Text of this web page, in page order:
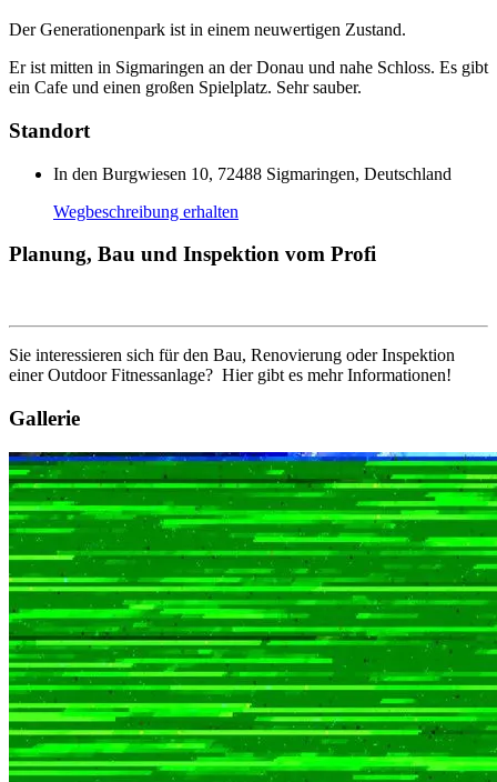
Der Generationenpark ist in einem neuwertigen Zustand.
Er ist mitten in Sigmaringen an der Donau und nahe Schloss. Es gibt
ein Cafe und einen großen Spielplatz. Sehr sauber.
Standort
In den Burgwiesen 10, 72488 Sigmaringen, Deutschland
Wegbeschreibung erhalten
Planung, Bau und Inspektion vom Profi
Sie interessieren sich für den Bau, Renovierung oder Inspektion
einer Outdoor Fitnessanlage? Hier gibt es mehr Informationen!
Gallerie